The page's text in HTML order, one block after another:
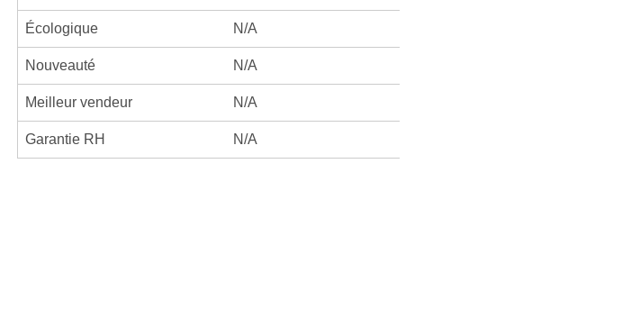
Écologique N/A
Nouveauté N/A
Meilleur vendeur N/A
Garantie RH N/A